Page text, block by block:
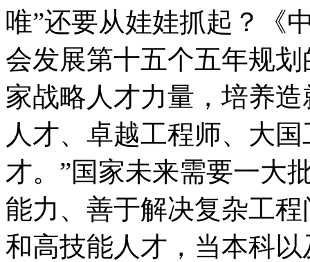
唯”还要从娃娃抓起？《
会发展第十五个五年规
家战略人才力量，培养
人才、卓越工程师、大
才。”国家未来需要一大
能力、善于解决复杂工
和高技能人才，当本科